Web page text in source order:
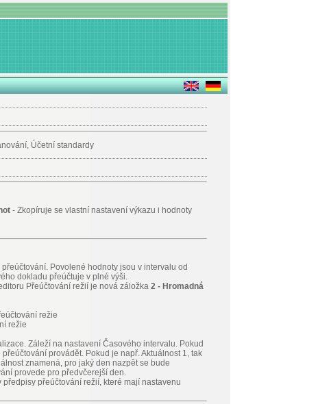
Účetní standardy
- Zkopíruje se vlastní nastavení výkazu i hodnoty
Povolené hodnoty jsou v intervalu od
dokladu přeúčtuje v plné výši.
Přeúčtování režií je nová záložka 2 - Hromadná
režie
režie
Záleží na nastavení Časového intervalu. Pokud
provádět. Pokud je např. Aktuálnost 1, tak
znamená, pro jaký den nazpět se bude
provede pro předvčerejší den.
přeúčtování režií, které mají nastavenu